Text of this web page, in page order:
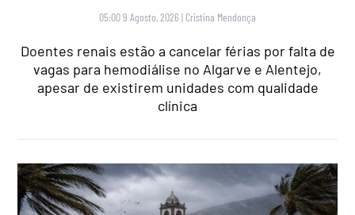
05:00 9 Agosto, 2026 | Cristina Mendonça
Doentes renais estão a cancelar férias por falta de
vagas para hemodiálise no Algarve e Alentejo,
apesar de existirem unidades com qualidade
clínica